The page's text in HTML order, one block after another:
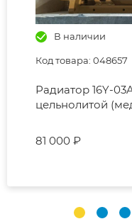
В наличии
Код товара: 048657
Радиатор 16Y-
цельнолитой
81 000 ₽